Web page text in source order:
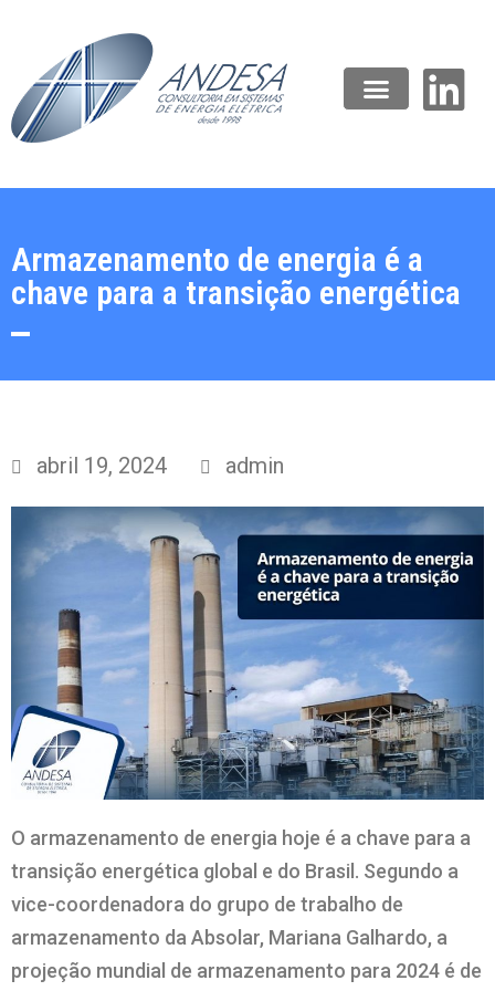
Armazenamento de energia é a
chave para a transição energética
abril 19, 2024 admin
O armazenamento de energia hoje é a chave para a
transição energética global e do Brasil. Segundo a
vice-coordenadora do grupo de trabalho de
armazenamento da Absolar, Mariana Galhardo, a
projeção mundial de armazenamento para 2024 é de